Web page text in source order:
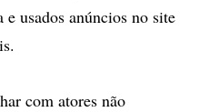
usados anúncios no site
com atores não